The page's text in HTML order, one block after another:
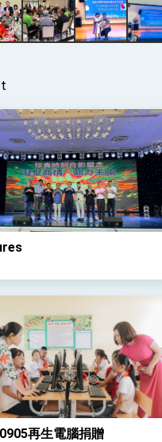
再生電腦捐贈